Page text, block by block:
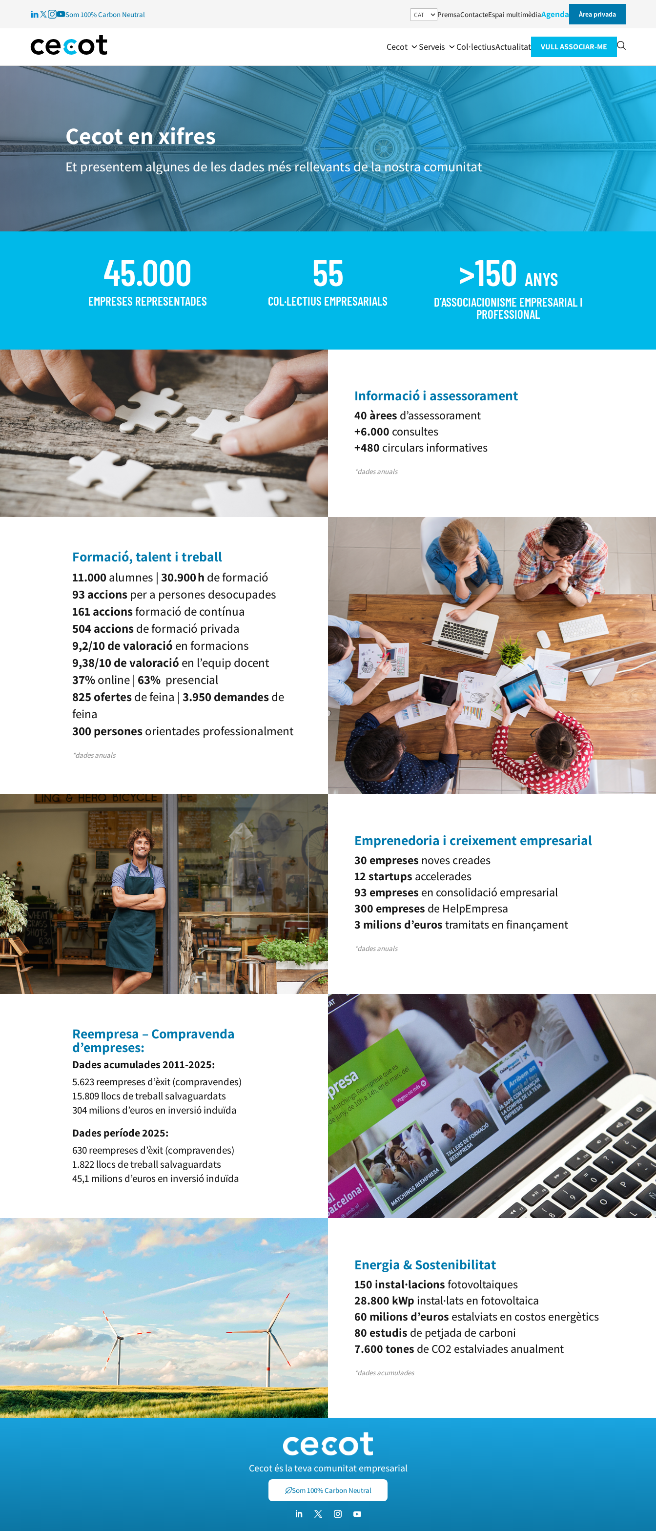
Som 100% Carbon Neutral PremsaContacteEspai multimèdiaAgenda Àrea privada
Cecot Serveis Col·lectiusActualitat VULL ASSOCIAR-ME
Cecot en xifres
Et presentem algunes de les dades més rellevants de la nostra comunitat
45.000
EMPRESES REPRESENTADES
55
COL·LECTIUS EMPRESARIALS
>150 ANYS
D’ASSOCIACIONISME EMPRESARIAL I
PROFESSIONAL
Informació i assessorament
40 àrees d’assessorament
+6.000 consultes
+480 circulars informatives
*dades anuals
Formació, talent i treball
11.000 alumnes | 30.900 h de formació
93 accions per a persones desocupades
161 accionsformació de contínua
504 accionsde formació privada
9,2/10 de valoració en formacions
9,38/10 de valoració en l’equip docent
37%online | 63%presencial
825 ofertesde feina | 3.950 demandesde
feina
300 personesorientades professionalment
*dades anuals
Emprenedoria i creixement empresarial
30 empreses noves creades
12 startups accelerades
93 empreses en consolidació empresarial
300 empreses de HelpEmpresa
3 milions d’eurostramitats en finançament
*dades anuals
Reempresa – Compravenda
d’empreses:
Dades acumulades 2011-2025:
5.623 reempreses d’èxit (compravendes)
15.809 llocs de treball salvaguardats
304 milions d’euros en inversió induïda
Dades període 2025:
630 reempreses d’èxit (compravendes)
1.822 llocs de treball salvaguardats
45,1 milions d’euros en inversió induïda
Energia & Sostenibilitat
150 instal·lacionsfotovoltaiques
28.800 kWp instal·lats en fotovoltaica
60 milions d’euros estalviats en costos energètics
80 estudis de petjada de carboni
7.600 tones de CO2 estalviades anualment
*dades acumulades
Cecot és la teva comunitat empresarial
Som 100% Carbon Neutral